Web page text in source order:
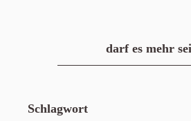
darf es mehr
Schlagwort